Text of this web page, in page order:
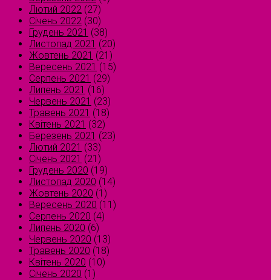
Лютий 2022 (27)
Січень 2022 (30)
Грудень 2021 (38)
Листопад 2021 (20)
Жовтень 2021 (21)
Вересень 2021 (15)
Серпень 2021 (29)
Липень 2021 (16)
Червень 2021 (23)
Травень 2021 (18)
Квітень 2021 (32)
Березень 2021 (23)
Лютий 2021 (33)
Січень 2021 (21)
Грудень 2020 (19)
Листопад 2020 (14)
Жовтень 2020 (1)
Вересень 2020 (11)
Серпень 2020 (4)
Липень 2020 (6)
Червень 2020 (13)
Травень 2020 (18)
Квітень 2020 (10)
Січень 2020 (1)